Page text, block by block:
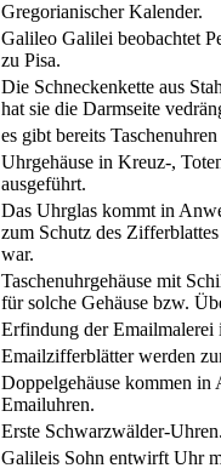
Gregorianischer Kalender.
Galileo Galilei beobachtet
zu Pisa.
Die Schneckenkette aus
hat sie die Darmseite
es gibt bereits
Uhrgehäuse in Kreuz-,
ausgeführt.
Das Uhrglas kommt in
zum Schutz des
war.
Taschenuhrgehäuse mit
für solche Gehäuse bzw.
Erfindung der Emailmalerei
Emailzifferblätter werden
Doppelgehäuse kommen
Emailuhren.
Erste Schwarzwälder-
Galileis Sohn entwirft Uhr